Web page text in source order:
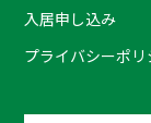
入居申し込み
プライバシーポリ